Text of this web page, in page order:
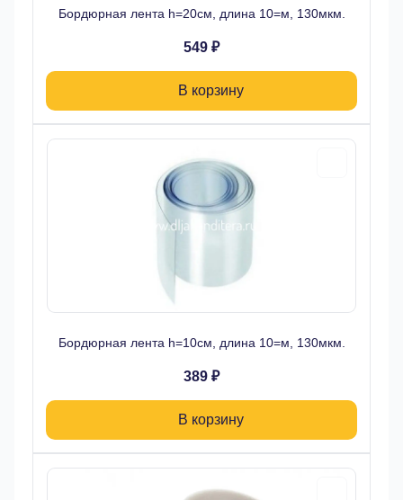
Бордюрная лента h=20см, длина 10=м, 130мкм.
549 ₽
В корзину
Бордюрная лента h=10см, длина 10=м, 130мкм.
389 ₽
В корзину